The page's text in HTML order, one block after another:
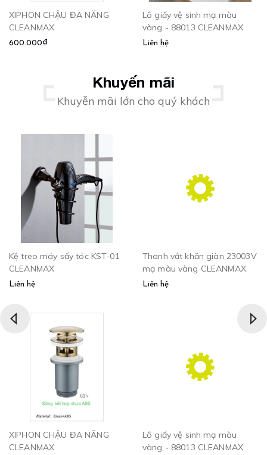
XIPHON CHẬU ĐA NĂNG
CLEANMAX
600.000₫
Lô giấy vệ sinh mạ màu
vàng - 88013 CLEANMAX
Liên hệ
Khuyến mãi
Khuyễn mãi lớn cho quý khách
Kệ treo máy sấy tóc KST-01
CLEANMAX
Liên hệ
XIPHON CHẬU ĐA NĂNG
CLEANMAX
Thanh vắt khăn giàn 23003V
mạ màu vàng CLEANMAX
Liên hệ
Lô giấy vệ sinh mạ màu
vàng - 88013 CLEANMAX